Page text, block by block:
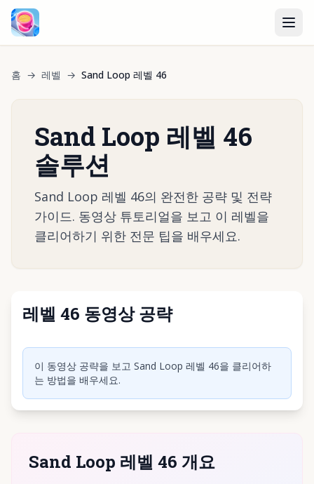
홈 → 레벨 → Sand Loop 레벨 46
Sand Loop 레벨 46
솔루션
Sand Loop 레벨 46의 완전한 공략 및 전략
가이드. 동영상 튜토리얼을 보고 이 레벨을
클리어하기 위한 전문 팁을 배우세요.
레벨 46 동영상 공략
동영상 재생하려면 클릭
이 동영상 공략을 보고 Sand Loop 레벨 46을 클리어하
는 방법을 배우세요.
Sand Loop 레벨 46 개요